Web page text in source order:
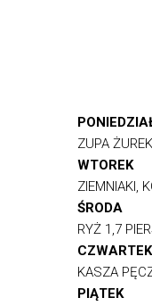
ZUPA
WTOREK
ZIEMNIAKI,
ŚRODA
RYŻ 1,7
CZWARTEK
KASZA
PIĄTEK